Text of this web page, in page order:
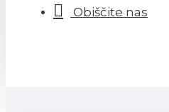
Obiščite nas